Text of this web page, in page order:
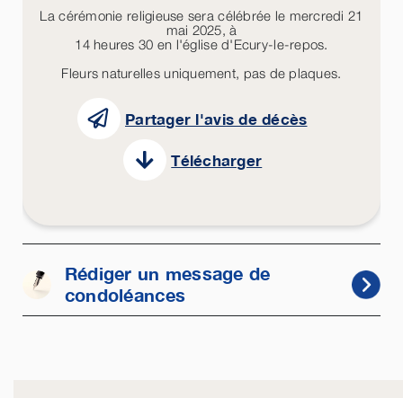
La cérémonie religieuse sera célébrée le mercredi 21
mai 2025, à
14 heures 30 en l'église d'Ecury-le-repos.
Fleurs naturelles uniquement, pas de plaques.
Partager l'avis de décès
Télécharger
Rédiger un message de
condoléances